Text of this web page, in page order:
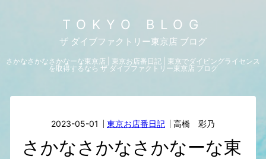
TOKYO BLOG
ザ ダイブファクトリー東京店 ブログ
さかなさかなさかなーな東京店 | 東京お店番日記 | 東京でダイビングライセンス
を取得するなら ザ ダイブファクトリー東京店 ブログ
2023-05-01 東京お店番日記 高橋 彩乃
さかなさかなさかなーな東